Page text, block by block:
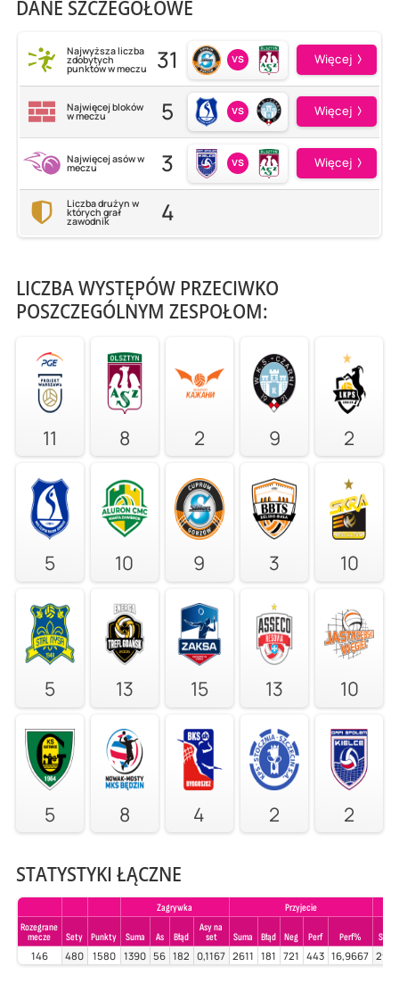
DANE SZCZEGÓŁOWE
Najwyższa liczba
zdobytych
punktów w meczu 31 vs Więcej
Najwięcej bloków
w meczu 5 vs Więcej
Najwięcej asów w
meczu 3 vs Więcej
Liczba drużyn w
których grał
zawodnik 4
LICZBA WYSTĘPÓW PRZECIWKO
POSZCZEGÓLNYM ZESPOŁOM:
11 8 2 9 2
5 10 9 3 10
5 13 15 13 10
5 8 4 2 2
STATYSTYKI ŁĄCZNE
Zagrywka
Przyjecie
Rozegrane
mecze
Sety Punkty Suma As Błąd
Asy na
set
Suma Błąd Neg Perf Perf% Suma
146 480 1580 1390 56 182 0,1167 2611 181 721 443 16,9667